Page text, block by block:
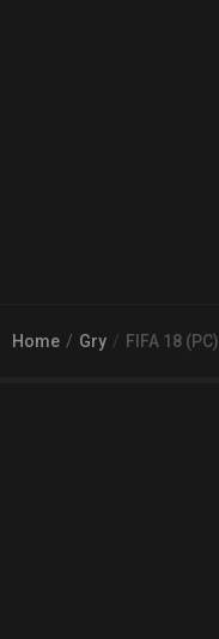
Home Gry FIFA 18 (PC)